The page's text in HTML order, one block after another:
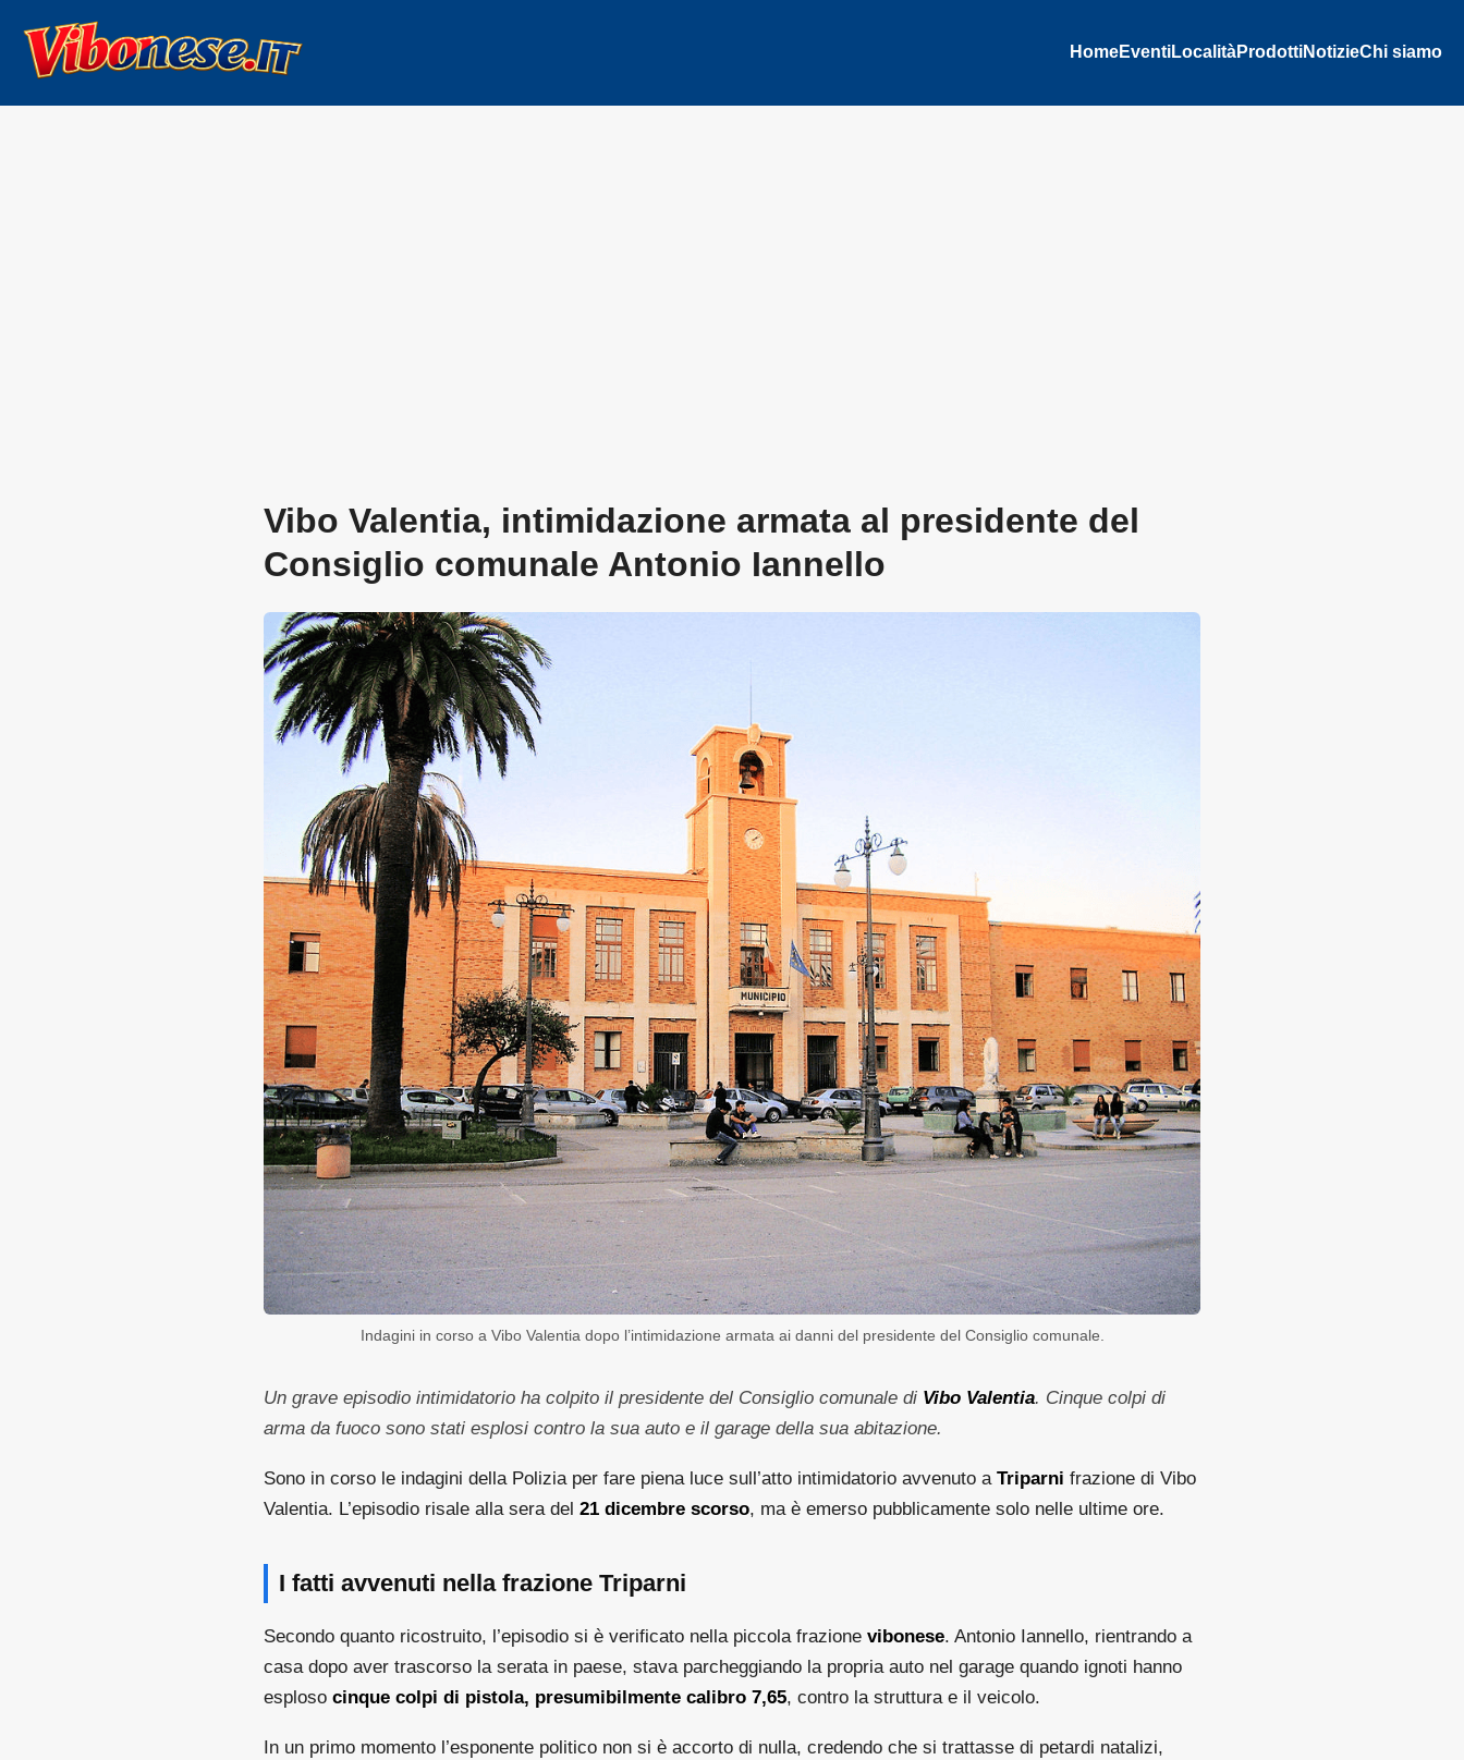
HomeEventiLocalitàProdottiNotizieChi siamo
Vibo Valentia, intimidazione armata al presidente del
Consiglio comunale Antonio Iannello
Indagini in corso a Vibo Valentia dopo l’intimidazione armata ai danni del presidente del Consiglio comunale.
Un grave episodio intimidatorio ha colpito il presidente del Consiglio comunale di Vibo Valentia. Cinque colpi di
arma da fuoco sono stati esplosi contro la sua auto e il garage della sua abitazione.
Sono in corso le indagini della Polizia per fare piena luce sull’atto intimidatorio avvenuto a Triparni frazione di Vibo
Valentia. L’episodio risale alla sera del 21 dicembre scorso, ma è emerso pubblicamente solo nelle ultime ore.
I fatti avvenuti nella frazione Triparni
Secondo quanto ricostruito, l’episodio si è verificato nella piccola frazione vibonese. Antonio Iannello, rientrando a
casa dopo aver trascorso la serata in paese, stava parcheggiando la propria auto nel garage quando ignoti hanno
esploso cinque colpi di pistola, presumibilmente calibro 7,65, contro la struttura e il veicolo.
In un primo momento l’esponente politico non si è accorto di nulla, credendo che si trattasse di petardi natalizi,